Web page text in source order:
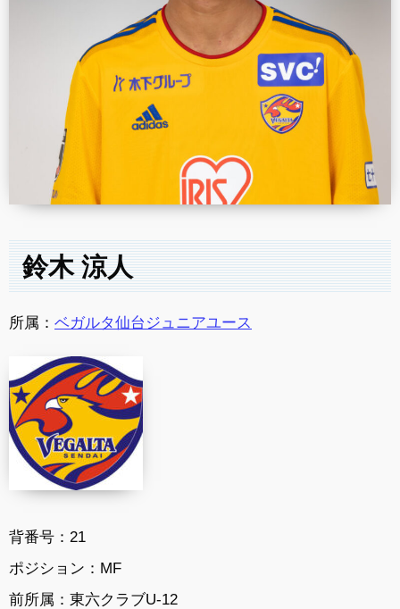
鈴木 涼人
所属： ベガルタ仙台ジュニアユース
背番号： 21
ポジション： MF
前所属： 東六クラブU-12